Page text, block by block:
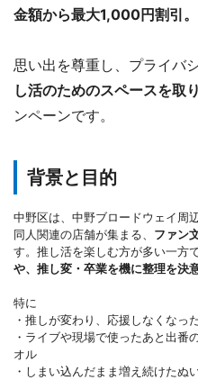
金額から最大1,000円割引。
思い出を尊重し、プライバ
し活のためのスペースを取
ンペーンです。
背景と目的
中野区は、中野ブロードウェイ周
同人関連の店舗が集まる、 ファン
す。推し活を楽しむ方が多い一方で
や、推し変・卒業を機に整理を決
特に
・推しが変わり、応援しなくなっ
・ライブや現場で使ったあと出番
オル
・しまい込んだまま増え続けたぬ